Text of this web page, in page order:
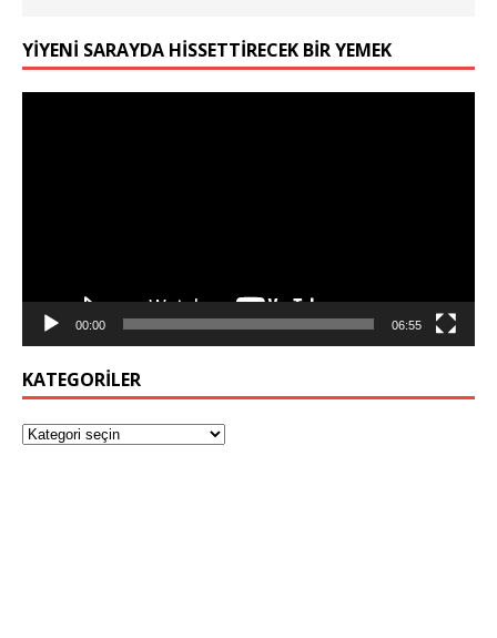
YIYENI SARAYDA HISSETTIRECEK BIR YEMEK
00:00 06:55
KATEGORILER